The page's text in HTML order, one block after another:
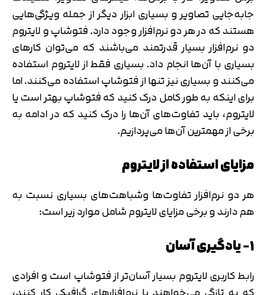
جابه‌جایی تصاویر و بسیاری ابزار دیگر از جمله ویژگی‌هایی
هستند که در هر دو نرم‌افزار وجود دارد. فتوشاپ و لایتروم
دو نرم‌افزار بسیار قدرتمند می‌باشند که می‌توان کارهای
بسیاری با آن‌ها انجام داد. بسیاری فقط از لایتروم استفاده
می‌کنند و بسیاری نیز تنها از فتوشاپ استفاده می‌کنند. اما
برای اینکه به طور کامل درک کنید که فتوشاپ بهتر است یا
لایتروم، باید تفاوت‌های آن‌ها را درک کنید که در ادامه به
برخی از مهمترین آن‌ها می‌پردازیم.
مزایای استفاده از لایتروم
هر دو نرم‌افزار تفاوت‌ها وشباهت‌های بسیاری نسبت به
هم دارند و برخی مزایای لایتروم شامل موارد زیر است:
۱- یادگیری آسان
رابط کاربری لایتروم بسیار آسان‌تر از فتوشاپ است و افرادی